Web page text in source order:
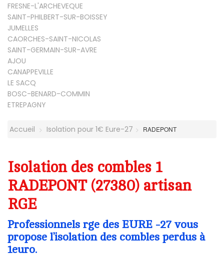
FRESNE-L'ARCHEVEQUE
SAINT-PHILBERT-SUR-BOISSEY
JUMELLES
CAORCHES-SAINT-NICOLAS
SAINT-GERMAIN-SUR-AVRE
AJOU
CANAPPEVILLE
LE SACQ
BOSC-BENARD-COMMIN
ETREPAGNY
Accueil Isolation pour 1€ Eure-27 RADEPONT
Isolation des combles 1
RADEPONT (27380) artisan
RGE
Professionnels rge des EURE -27 vous
propose l’isolation des combles perdus à
1euro.